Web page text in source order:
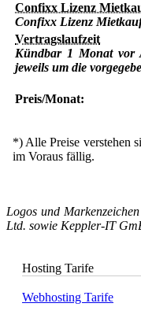
Confixx Lizenz
Confixx Lizenz
Vertragslaufzeit
Kündbar 1 Monat vor
jeweils um die
Preis/Monat:
*) Alle Preise verstehen
im Voraus fällig.
Logos und
Ltd. sowie Keppler-IT
Hosting Tarife
Webhosting Tarife